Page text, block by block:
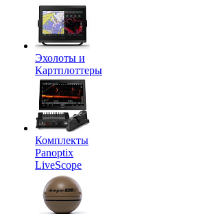
Эхолоты и
Картплоттеры
Комплекты
Panoptix
LiveScope